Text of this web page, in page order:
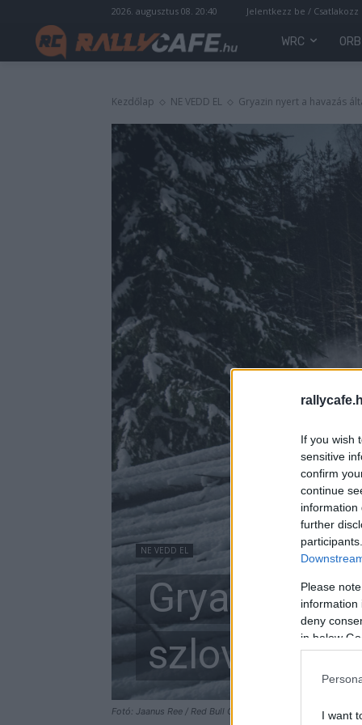
If you wish
sensitive
confirm
continue
information
further
Please
information
deny
in below
I want
2026. augusztus 08. 20:40 Jelentkezz be / Csatlakozz
WRC ORB
Kezdőlap NE VEDD EL Gryazin nyert a havazás
Fotó: Jaanus Ree / Red Bull Content Pool
NE VEDD EL
Gryazin
szlovén